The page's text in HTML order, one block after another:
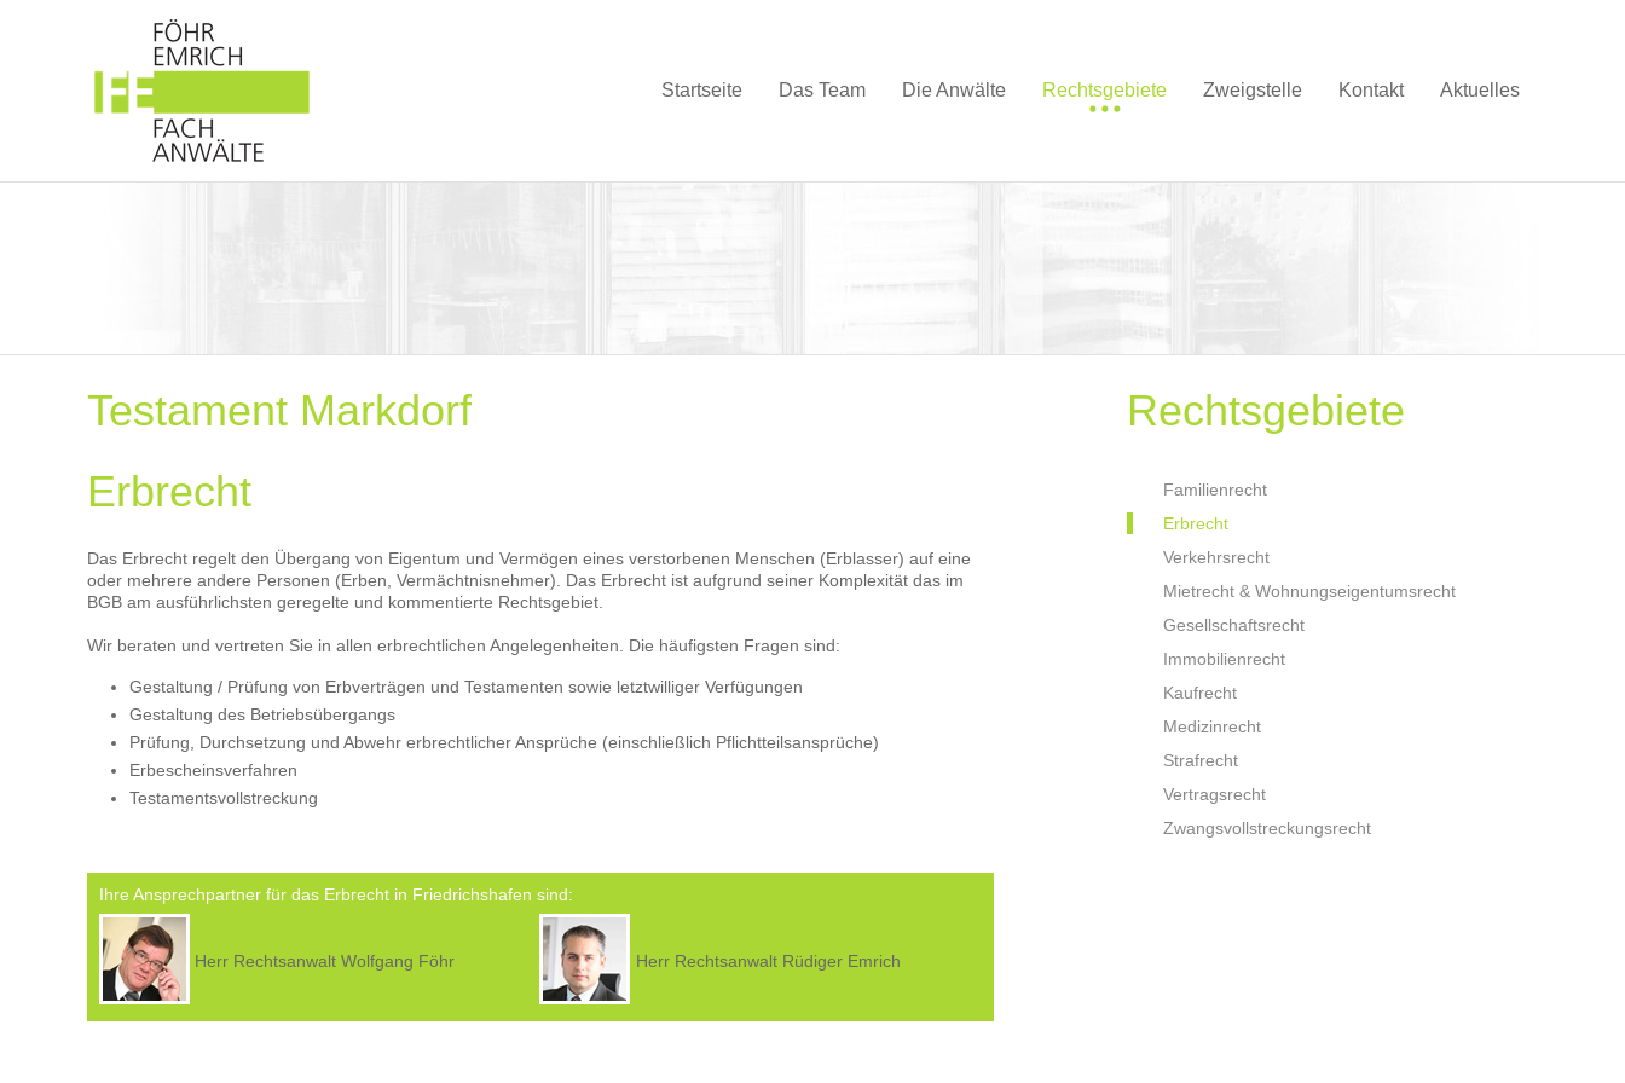
Startseite Das Team Die Anwälte Rechtsgebiete Zweigstelle Kontakt Aktuelles
Rechtsgebiete
Familienrecht
Erbrecht
Verkehrsrecht
Mietrecht & Wohnungseigentumsrecht
Gesellschaftsrecht
Immobilienrecht
Kaufrecht
Medizinrecht
Strafrecht
Vertragsrecht
Zwangsvollstreckungsrecht
Testament Markdorf
Erbrecht
Das Erbrecht regelt den Übergang von Eigentum und Vermögen eines verstorbenen Menschen (Erblasser) auf eine
oder mehrere andere Personen (Erben, Vermächtnisnehmer). Das Erbrecht ist aufgrund seiner Komplexität das im
BGB am ausführlichsten geregelte und kommentierte Rechtsgebiet.
Wir beraten und vertreten Sie in allen erbrechtlichen Angelegenheiten. Die häufigsten Fragen sind:
Gestaltung / Prüfung von Erbverträgen und Testamenten sowie letztwilliger Verfügungen
Gestaltung des Betriebsübergangs
Prüfung, Durchsetzung und Abwehr erbrechtlicher Ansprüche (einschließlich Pflichtteilsansprüche)
Erbescheinsverfahren
Testamentsvollstreckung
Ihre Ansprechpartner für das Erbrecht in Friedrichshafen sind:
Herr Rechtsanwalt Wolfgang Föhr Herr Rechtsanwalt Rüdiger Emrich